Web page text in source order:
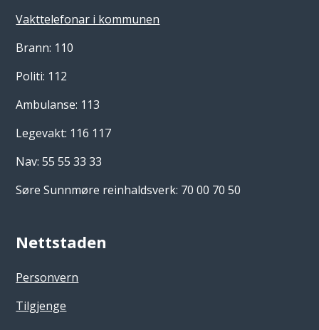
Vakttelefonar i kommunen
Brann: 110
Politi: 112
Ambulanse: 113
Legevakt: 116 117
Nav: 55 55 33 33
Søre Sunnmøre reinhaldsverk: 70 00 70 50
Nettstaden
Personvern
Tilgjenge